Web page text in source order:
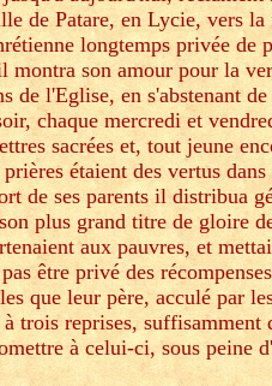
de Patare, en Lycie, vers
longtemps privée de
montra son amour pour la
de l'Eglise, en s'abstenant
chaque mercredi et
sacrées et, tout jeune
étaient des vertus
de ses parents il distribua
plus grand titre de gloire
aux pauvres, et
être privé des
que leur père, acculé par
trois reprises,
à celui-ci, sous peine